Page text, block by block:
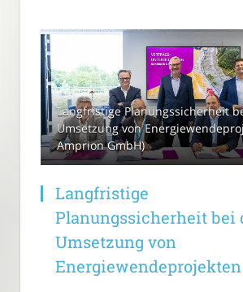
Langfristige Planungssicherheit
Umsetzung von
Amprion GmbH)
Langfristige
Planungssicherheit bei
Umsetzung von
Energiewendeprojekten